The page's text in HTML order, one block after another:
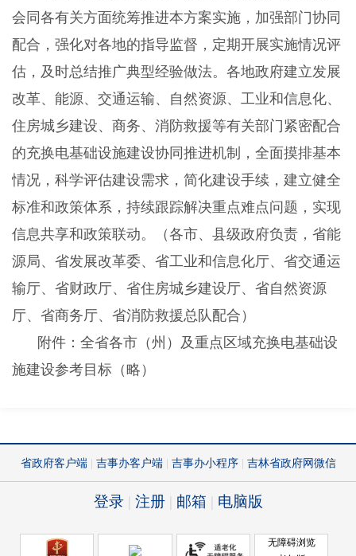
会同各有关方面统筹推进本方案实施，加强部门协同
配合，强化对各地的指导监督，定期开展实施情况评
估，及时总结推广典型经验做法。各地政府建立发展
改革、能源、交通运输、自然资源、工业和信息化、
住房城乡建设、商务、消防救援等有关部门紧密配合
的充换电基础设施建设协同推进机制，全面摸排基本
情况，科学评估建设需求，简化建设手续，建立健全
标准和政策体系，持续跟踪解决重点难点问题，实现
信息共享和政策联动。（各市、县级政府负责，省能
源局、省发展改革委、省工业和信息化厅、省交通运
输厅、省财政厅、省住房城乡建设厅、省自然资源
厅、省商务厅、省消防救援总队配合）
附件：全省各市（州）及重点区域充换电基础设
施建设参考目标（略）